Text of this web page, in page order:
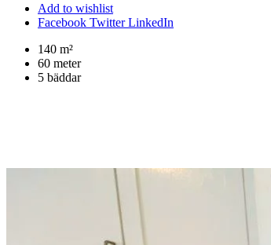
Add to wishlist
Facebook TwitterLinkedIn
140 m²
60 meter
5 bäddar